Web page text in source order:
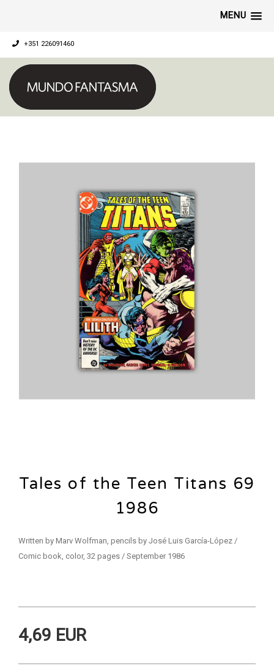
MENU
+351 226091460
Tales of the Teen Titans 69
1986
Written by Marv Wolfman, pencils by José Luis García-López /
Comic book, color, 32 pages / September 1986
4,69 EUR